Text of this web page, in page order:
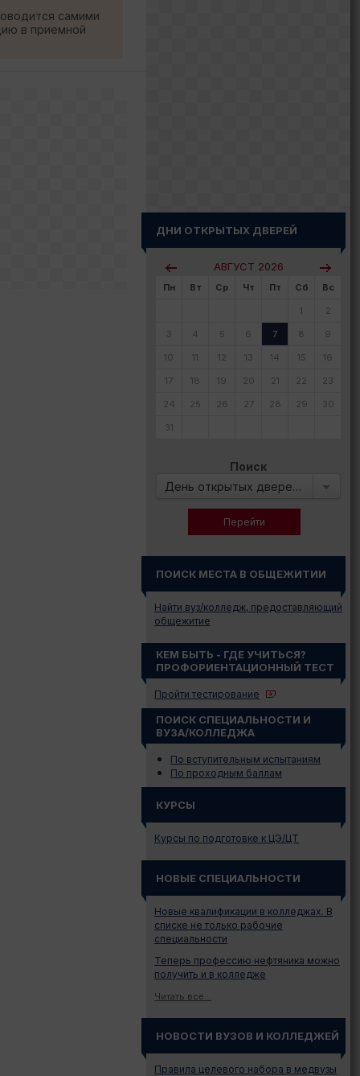
самими
в приемной
ДНИ ОТКРЫТЫХ ДВЕРЕЙ
АВГУСТ 2026
Пн Вт Ср Чт Пт Сб Вс
1 2
3 4 5 6 7 8 9
10 11 12 13 14 15 16
17 18 19 20 21 22 23
24 25 26 27 28 29 30
31
Поиск
День открытых дверей в:
ПОИСК МЕСТА В ОБЩЕЖИТИИ
Найти вуз/колледж, предоставляющий
общежитие
КЕМ БЫТЬ - ГДЕ УЧИТЬСЯ?
ПРОФОРИЕНТАЦИОННЫЙ ТЕСТ
Пройти тестирование
ПОИСК СПЕЦИАЛЬНОСТИ И
ВУЗА/КОЛЛЕДЖА
По вступительным испытаниям
По проходным баллам
КУРСЫ
Курсы по подготовке к ЦЭ/ЦТ
НОВЫЕ СПЕЦИАЛЬНОСТИ
Новые квалификации в колледжах. В
списке не только рабочие
специальности
Теперь профессию нефтяника можно
получить и в колледже
Читать все...
НОВОСТИ ВУЗОВ И КОЛЛЕДЖЕЙ
Правила целевого набора в медвузы